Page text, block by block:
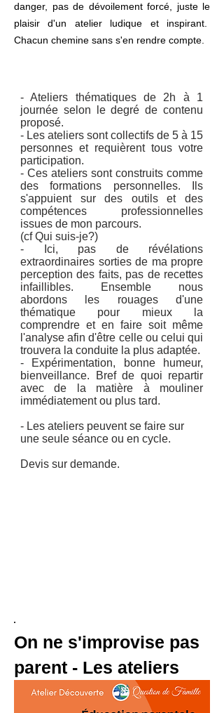
danger, pas de dévoilement forcé, juste le
plaisir d'un atelier ludique et inspirant.
Chacun chemine sans s'en rendre compte.
- Ateliers thématiques de 2h à 1
journée selon le degré de contenu
proposé.​​​
- Les ateliers sont collectifs de 5 à 15
personnes et requièrent tous votre
participation.
- Ces ateliers sont construits comme
des formations personnelles. Ils
s'appuient sur des outils et des
compétences professionnelles
issues de mon parcours.
(cf Qui suis-je?)
- Ici, pas de révélations
extraordinaires sorties de ma propre
perception des faits, pas de recettes
infaillibles. Ensemble nous
abordons les rouages d'une
thématique pour mieux la
comprendre et en faire soit même
l'analyse afin d'être celle ou celui qui
trouvera la conduite la plus adaptée.
- Expérimentation, bonne humeur,
bienveillance. Bref de quoi repartir
avec de la matière à mouliner
immédiatement ou plus tard.
- Les ateliers peuvent se faire sur
une seule séance ou en cycle.
Devis sur demande.
On ne s'improvise pas
parent - Les ateliers